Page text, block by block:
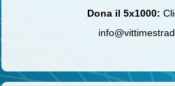
Dona il 5x1000: